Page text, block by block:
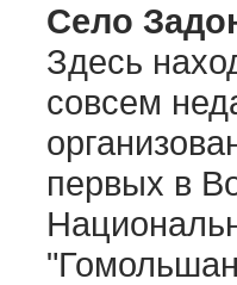
Село
Здесь
совсем
первых в